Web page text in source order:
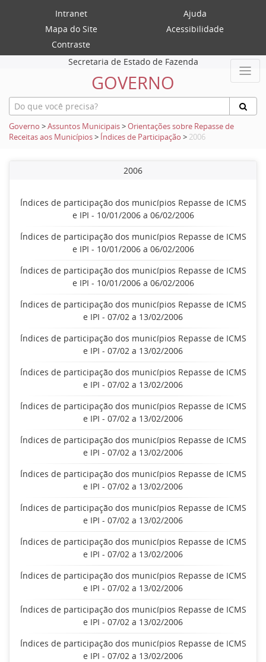
Intranet
Ajuda
Mapa do Site
Acessibilidade
Contraste
Secretaria de Estado de Fazenda
GOVERNO
Governo >Assuntos Municipais>Orientações sobre Repasse de
Receitas aos Municípios> Índices de Participação > 2006
2006
Índices de participação dos municípios Repasse de ICMS
e IPI - 10/01/2006 a 06/02/2006
Índices de participação dos municípios Repasse de ICMS
e IPI - 10/01/2006 a 06/02/2006
Índices de participação dos municípios Repasse de ICMS
e IPI - 10/01/2006 a 06/02/2006
Índices de participação dos municípios Repasse de ICMS
e IPI - 07/02 a 13/02/2006
Índices de participação dos municípios Repasse de ICMS
e IPI - 07/02 a 13/02/2006
Índices de participação dos municípios Repasse de ICMS
e IPI - 07/02 a 13/02/2006
Índices de participação dos municípios Repasse de ICMS
e IPI - 07/02 a 13/02/2006
Índices de participação dos municípios Repasse de ICMS
e IPI - 07/02 a 13/02/2006
Índices de participação dos municípios Repasse de ICMS
e IPI - 07/02 a 13/02/2006
Índices de participação dos municípios Repasse de ICMS
e IPI - 07/02 a 13/02/2006
Índices de participação dos municípios Repasse de ICMS
e IPI - 07/02 a 13/02/2006
Índices de participação dos municípios Repasse de ICMS
e IPI - 07/02 a 13/02/2006
Índices de participação dos municípios Repasse de ICMS
e IPI - 07/02 a 13/02/2006
Índices de participação dos municípios Repasse de ICMS
e IPI - 07/02 a 13/02/2006